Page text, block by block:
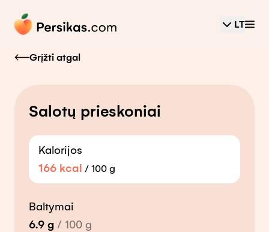
LT
Grįžti atgal
Salotų prieskoniai
Kalorijos
166 kcal / 100 g
Baltymai
6.9 g / 100 g